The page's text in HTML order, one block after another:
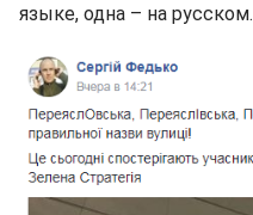
языке, одна – на русском.